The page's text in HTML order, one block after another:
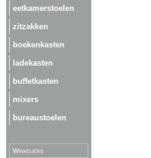
eetkamerstoelen
zitzakken
boekenkasten
ladekasten
buffetkasten
mixers
bureaustoelen
Winkeliers